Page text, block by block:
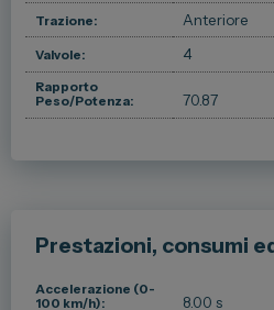
Trazione: Anteriore
Valvole: 4
Rapporto
Peso/Potenza:
70.87
Prestazioni, consumi
Accelerazione (0-
100 km/h):
8.00 s